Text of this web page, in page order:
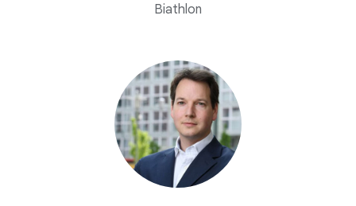
Biathlon